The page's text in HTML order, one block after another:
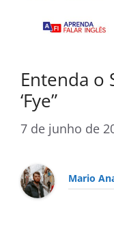
Entenda o
‘Fye”
7 de junho de
Mario